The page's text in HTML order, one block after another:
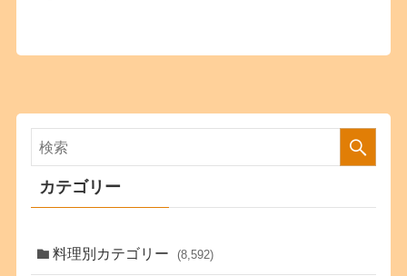
カテゴリー
料理別カテゴリー (8,592)